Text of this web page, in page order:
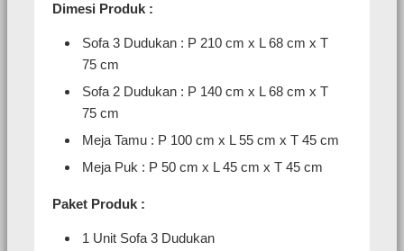
Dimesi Produk :
Sofa 3 Dudukan : P 210 cm x L 68 cm x T
75 cm
Sofa 2 Dudukan : P 140 cm x L 68 cm x T
75 cm
Meja Tamu : P 100 cm x L 55 cm x T 45 cm
Meja Puk : P 50 cm x L 45 cm x T 45 cm
Paket Produk :
1 Unit Sofa 3 Dudukan